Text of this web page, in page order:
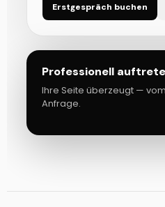
Erstgespräch buchen
Professionell
Ihre Seite überzeugt —
Anfrage.